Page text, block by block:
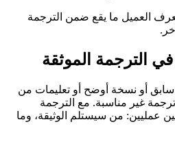
العميل ما يقع ضمن الترجمة
في الترجمة الموثقة
سابق أو نسخة أوضح أو تعليمات من
غير مناسبة. مع الترجمة
عمليين: من سيستلم الوثيقة، وما